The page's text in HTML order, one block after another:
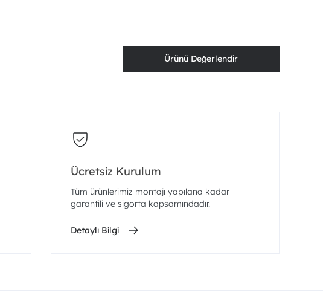
Ürünü Değerlendir
Ücretsiz Kurulum
Tüm ürünlerimiz montajı yapılana kadar
garantili ve sigorta kapsamındadır.
Detaylı Bilgi